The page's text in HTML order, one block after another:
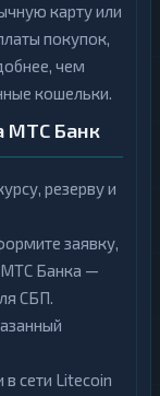
карту или
покупок,
чем
кошельки.
МТС Банк
резерву и
заявку,
МТС Банка —
СБП.
сети Litecoin